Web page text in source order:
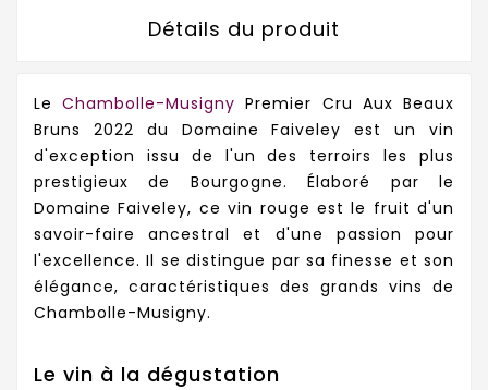
Détails du produit
LeChambolle-Musigny Premier Cru Aux Beaux
Bruns 2022 du Domaine Faiveley est un vin
d'exception issu de l'un des terroirs les plus
prestigieux de Bourgogne. Élaboré par le
Domaine Faiveley, ce vin rouge est le fruit d'un
savoir-faire ancestral et d'une passion pour
l'excellence. Il se distingue par sa finesse et son
élégance, caractéristiques des grands vins de
Chambolle-Musigny.
Le vin à la dégustation